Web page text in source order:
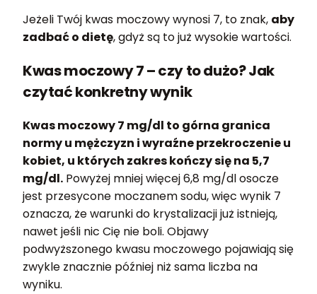
Jeżeli Twój kwas moczowy wynosi 7, to znak, aby
zadbać o dietę, gdyż są to już wysokie wartości.
Kwas moczowy 7 – czy to dużo? Jak
czytać konkretny wynik
Kwas moczowy 7 mg/dl to górna granica
normy u mężczyzn i wyraźne przekroczenie u
kobiet, u których zakres kończy się na 5,7
mg/dl. Powyżej mniej więcej 6,8 mg/dl osocze
jest przesycone moczanem sodu, więc wynik 7
oznacza, że warunki do krystalizacji już istnieją,
nawet jeśli nic Cię nie boli. Objawy
podwyższonego kwasu moczowego pojawiają się
zwykle znacznie później niż sama liczba na
wyniku.